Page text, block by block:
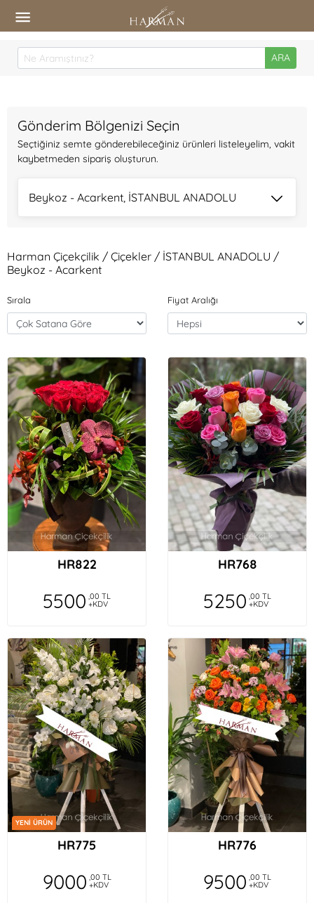
ARA
Gönderim Bölgenizi Seçin
Seçtiğiniz semte gönderebileceğiniz ürünleri listeleyelim, vakit
kaybetmeden sipariş oluşturun.
Beykoz - Acarkent, İSTANBUL ANADOLU
Harman Çiçekçilik / Çiçekler / İSTANBUL ANADOLU /
Beykoz - Acarkent
Sırala Fiyat Aralığı
HR822
5500 ,00 TL
+KDV
HR768
5250 ,00 TL
+KDV
YENİ ÜRÜN
HR775
9000 ,00 TL
+KDV
HR776
9500 ,00 TL
+KDV